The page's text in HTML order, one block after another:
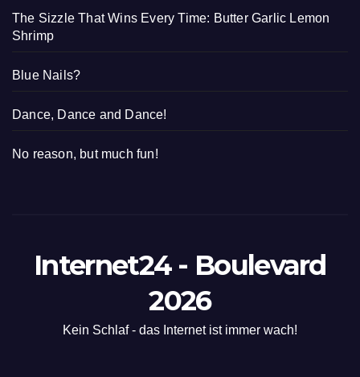
The Sizzle That Wins Every Time: Butter Garlic Lemon
Shrimp
Blue Nails?
Dance, Dance and Dance!
No reason, but much fun!
Internet24 - Boulevard
2026
Kein Schlaf - das Internet ist immer wach!